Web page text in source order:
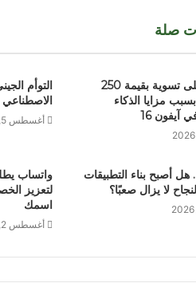
صلة
آبل توافق على تسوية بقيمة 250
مزايا الذكاء
آيفون 16
التوأم
أغسطس 5, 2026
هل أصبح بناء التطبيقات
لا يزال صعبًا؟
واتساب
لتعزيز
اسمك
أغسطس 2, 2026